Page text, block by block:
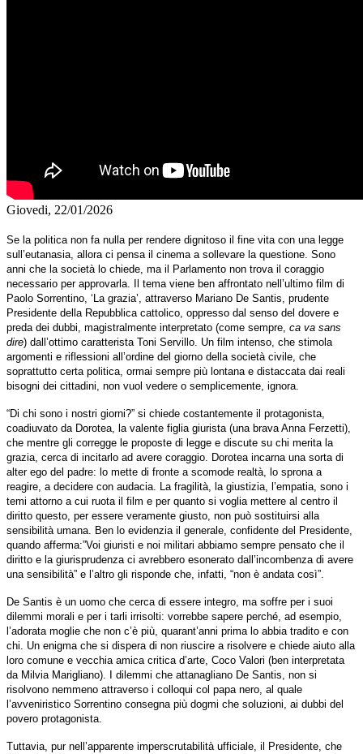
Giovedi, 22/01/2026
Se la politica non fa nulla per rendere dignitoso il fine vita con una legge
sull’eutanasia, allora ci pensa il cinema a sollevare la questione. Sono
anni che la società lo chiede, ma il Parlamento non trova il coraggio
necessario per approvarla. Il tema viene ben affrontato nell’ultimo film di
Paolo Sorrentino, ‘La grazia’, attraverso Mariano De Santis, prudente
Presidente della Repubblica cattolico, oppresso dal senso del dovere e
preda dei dubbi, magistralmente interpretato (come sempre, ca va sans
dire) dall’ottimo caratterista Toni Servillo. Un film intenso, che stimola
argomenti e riflessioni all’ordine del giorno della società civile, che
soprattutto certa politica, ormai sempre più lontana e distaccata dai reali
bisogni dei cittadini, non vuol vedere o semplicemente, ignora.
“Di chi sono i nostri giorni?” si chiede costantemente il protagonista,
coadiuvato da Dorotea, la valente figlia giurista (una brava Anna Ferzetti),
che mentre gli corregge le proposte di legge e discute su chi merita la
grazia, cerca di incitarlo ad avere coraggio. Dorotea incarna una sorta di
alter ego del padre: lo mette di fronte a scomode realtà, lo sprona a
reagire, a decidere con audacia. La fragilità, la giustizia, l’empatia, sono i
temi attorno a cui ruota il film e per quanto si voglia mettere al centro il
diritto questo, per essere veramente giusto, non può sostituirsi alla
sensibilità umana. Ben lo evidenzia il generale, confidente del Presidente,
quando afferma:”Voi giuristi e noi militari abbiamo sempre pensato che il
diritto e la giurisprudenza ci avrebbero esonerato dall’incombenza di avere
una sensibilità” e l’altro gli risponde che, infatti, “non è andata così”.
De Santis è un uomo che cerca di essere integro, ma soffre per i suoi
dilemmi morali e per i tarli irrisolti: vorrebbe sapere perché, ad esempio,
l’adorata moglie che non c’è più, quarant’anni prima lo abbia tradito e con
chi. Un enigma che si dispera di non riuscire a risolvere e chiede aiuto alla
loro comune e vecchia amica critica d’arte, Coco Valori (ben interpretata
da Milvia Marigliano). I dilemmi che attanagliano De Santis, non si
risolvono nemmeno attraverso i colloqui col papa nero, al quale
l’avveniristico Sorrentino consegna più dogmi che soluzioni, ai dubbi del
povero protagonista.
Tuttavia, pur nell’apparente imperscrutabilità ufficiale, il Presidente, che